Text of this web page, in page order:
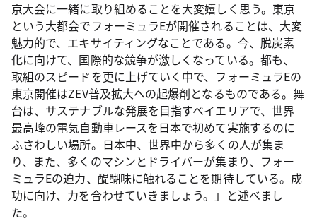
京大会に一緒に取り組めることを大変嬉しく思う。東京
という大都会でフォーミュラEが開催されることは、大変
魅力的で、エキサイティングなことである。今、脱炭素
化に向けて、国際的な競争が激しくなっている。都も、
取組のスピードを更に上げていく中で、フォーミュラEの
東京開催はZEV普及拡大への起爆剤となるものである。舞
台は、サステナブルな発展を目指すベイエリアで、世界
最高峰の電気自動車レースを日本で初めて実施するのに
ふさわしい場所。日本中、世界中から多くの人が集ま
り、また、多くのマシンとドライバーが集まり、フォー
ミュラEの迫力、醍醐味に触れることを期待している。成
功に向け、力を合わせていきましょう。」と述べまし
た。